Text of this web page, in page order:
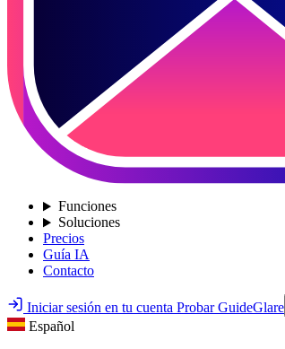
Funciones
Soluciones
Precios
Guía IA
Contacto
Iniciar sesión en tu cuenta Probar GuideGlare
Español